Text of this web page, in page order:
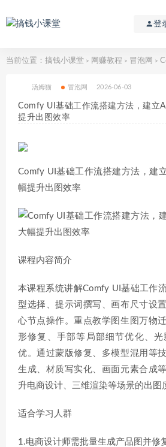
登
当前位置： 搞钱小课堂 > 网赚教程 > 冒泡网 >
汤姆猫 冒泡网 2026-06-03
Comfy UI基础工作流搭建方法，建立
提升出图效率
Comfy UI基础工作流搭建方法，建
幅提升出图效率
课程内容简介
本课程系统讲解Comfy UI基础工作
型选择、提示词撰写、画布尺寸设
心节点操作。重点教学图生图万物
形修复、手部等局部细节优化、光
优。通过蒙版修复、多模型混用等
生成、材质写实化、画面元素合成
升电商设计、三维渲染等场景的出图
适合学习人群
1.电商设计师需批量生成产品图并修